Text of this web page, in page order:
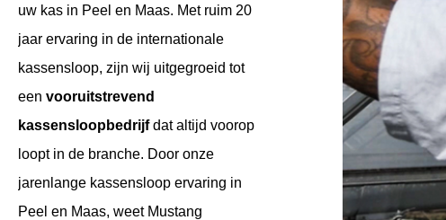
uw kas in Peel en Maas. Met ruim 20
jaar ervaring in de internationale
kassensloop, zijn wij uitgegroeid tot
een vooruitstrevend
kassensloopbedrijfdat altijd voorop
loopt in de branche. Door onze
jarenlange kassensloop ervaring in
Peel en Maas, weet Mustang